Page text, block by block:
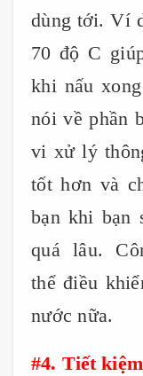
dùng tới. Ví
70 độ C
khi nấu
nói về phần
vi xử lý
tốt hơn và
bạn khi bạn
quá lâu.
thể điều
nước nữa.
#4. Tiết